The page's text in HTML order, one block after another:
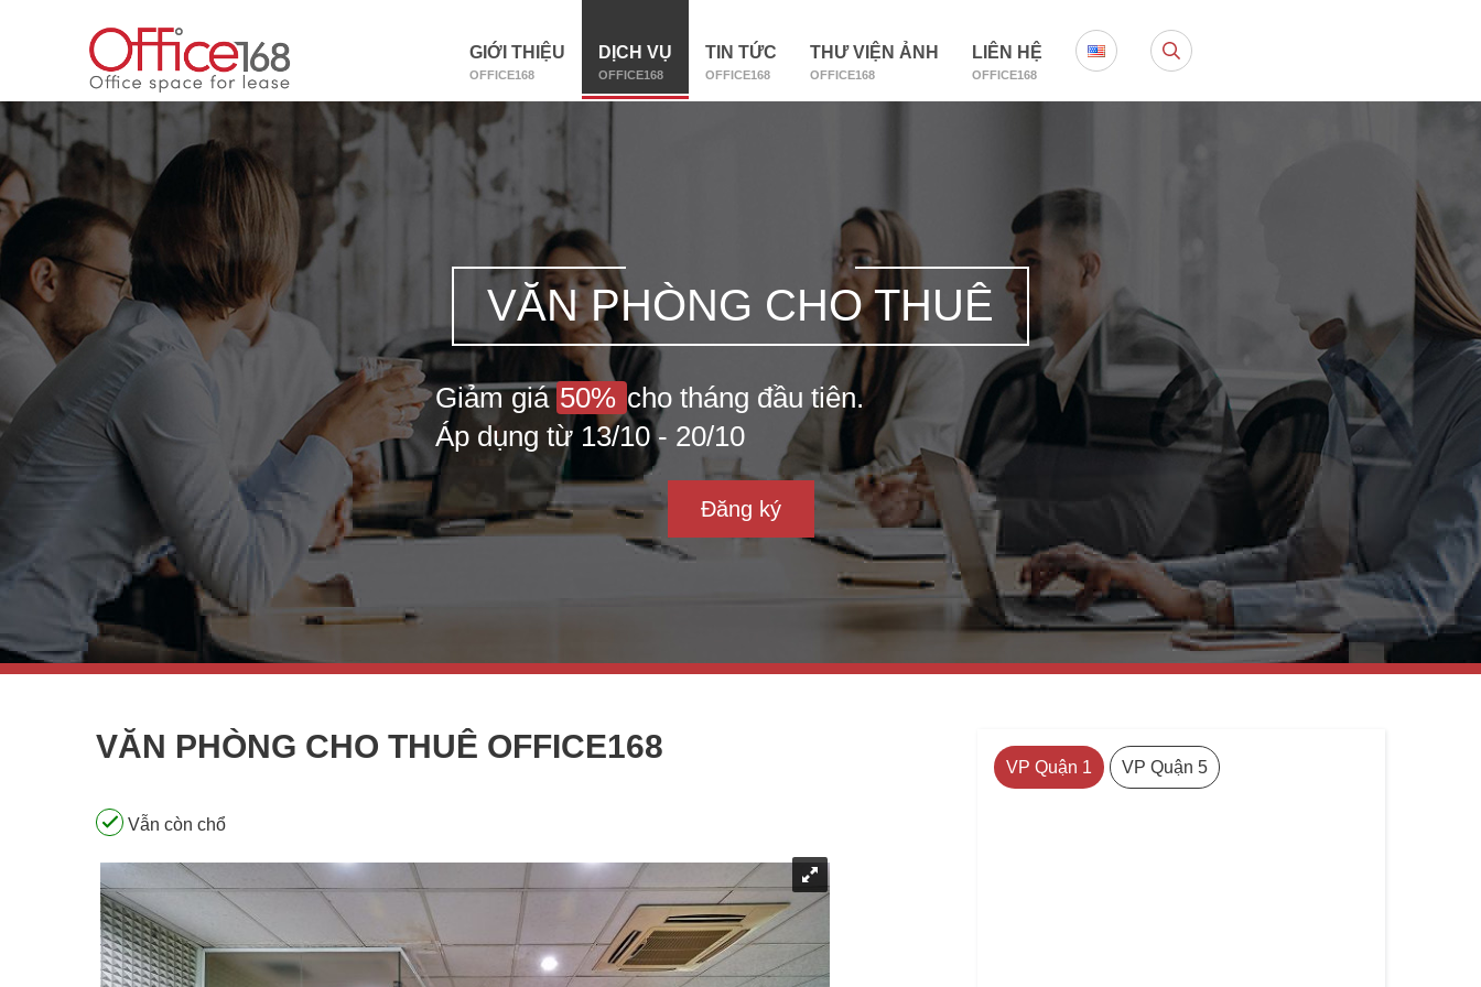
GIỚI THIỆU
OFFICE168
DỊCH VỤ
OFFICE168
TIN TỨC
OFFICE168
THƯ VIỆN ẢNH
OFFICE168
LIÊN HỆ
OFFICE168
VĂN PHÒNG CHO THUÊ
Giảm giá50% cho tháng đầu tiên.
Áp dụng từ 13/10 - 20/10
Đăng ký
VĂN PHÒNG CHO THUÊ OFFICE168
Vẫn còn chổ
VP Quận 1 VP Quận 5